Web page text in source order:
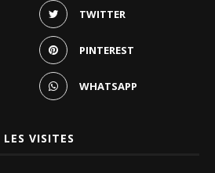
TWITTER
PINTEREST
WHATSAPP
LES VISITES